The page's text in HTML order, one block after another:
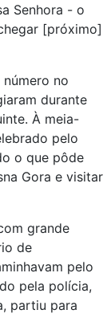
Senhora - o
[próximo]
no
durante
À meia-
pelo
o que pôde
Gora e visitar
grande
de
pelo
pela polícia,
partiu para